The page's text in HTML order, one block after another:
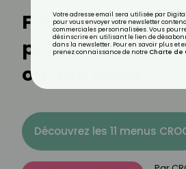
Faut-il cuire les
préalable pour
ou une pizza ?
Découvrez les 11 menus
Votre adresse email sera utilisée par
pour vous envoyer votre newsletter
commerciales personnalisées. Vous
désinscrire en utilisant le lien de
dans la newsletter. Pour en savoir plus et
prenez connaissance de notre Charte de